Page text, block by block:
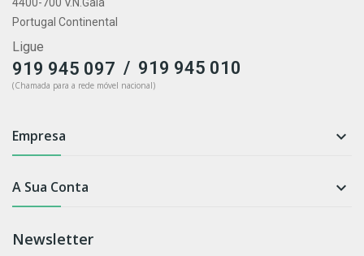
Portugal Continental
Ligue
919 945 097 / 919 945 010
(Chamada para a rede móvel nacional)
Empresa 
A Sua Conta 
Newsletter